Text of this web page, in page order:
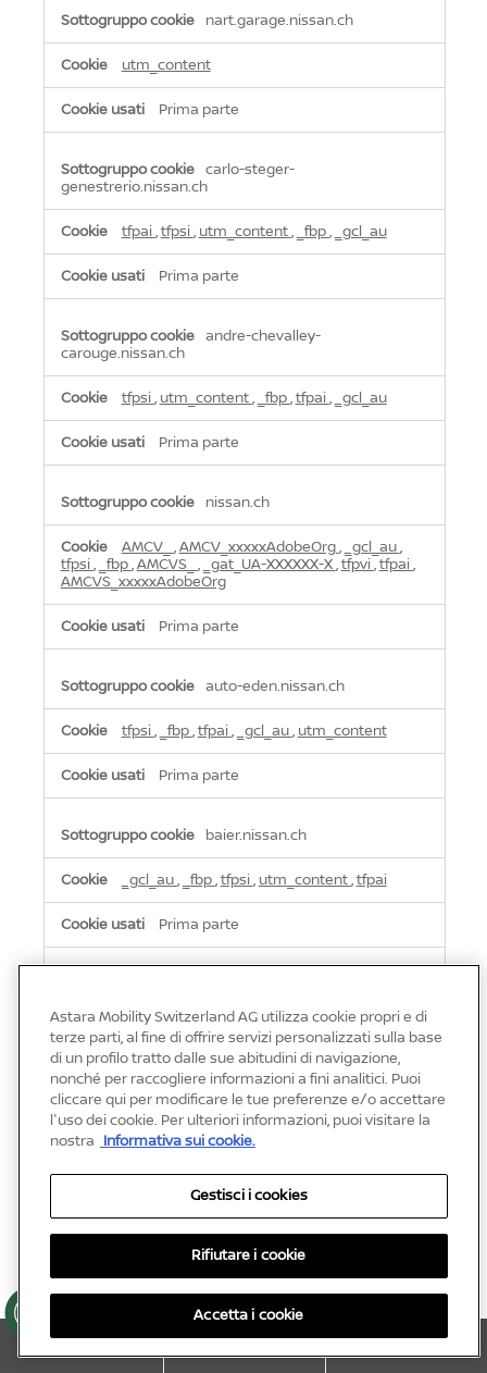
nart.garage.nissan.ch
utm_content
Prima parte
carlo-steger-
genestrerio.nissan.ch
tfpai,tfpsi, utm_content, _fbp, _gcl_au
Prima parte
andre-chevalley-
carouge.nissan.ch
tfpsi, utm_content, _fbp,tfpai, _gcl_au
Prima parte
nissan.ch
AMCV_ ,AMCV_xxxxxAdobeOrg, _gcl_au,
tfpsi, _fbp,AMCVS_ , _gat_UA-XXXXXX-X,tfpvi,tfpai,
AMCVS_xxxxxAdobeOrg
Prima parte
auto-eden.nissan.ch
tfpsi, _fbp,tfpai, _gcl_au, utm_content
Prima parte
baier.nissan.ch
_gcl_au, _fbp,tfpsi, utm_content,tfpai
Prima parte
tfpsi AMCV_xxxxxAdobeOrg _gcl_au , tfpai
AMCVS_xxxxxAdobeOrg,_fbp
Prima parte
de.nissan.ch
AMCV_xxxxxAdobeOrg,_gcl_au
Prima parte
ch
_fbp
Astara Mobility Switzerland AG utilizza cookie propri e di
terze parti, al fine di offrire servizi personalizzati sulla base
di un profilo tratto dalle sue abitudini di navigazione,
nonché per raccogliere informazioni a fini analitici. Puoi
cliccare qui per modificare le tue preferenze e/o accettare
l'uso dei cookie. Per ulteriori informazioni, puoi visitare la
nostra
Informativa sui cookie.
Gestisci i cookies
Rifiutare i cookie
Accetta i cookie